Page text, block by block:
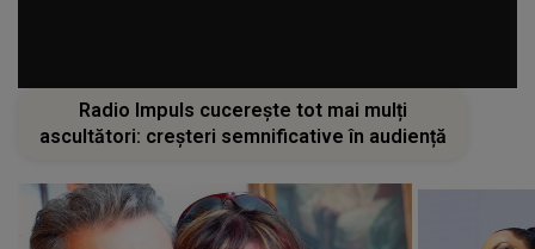
Radio Impuls cucerește tot mai mulți
ascultători: creșteri semnificative în audiență